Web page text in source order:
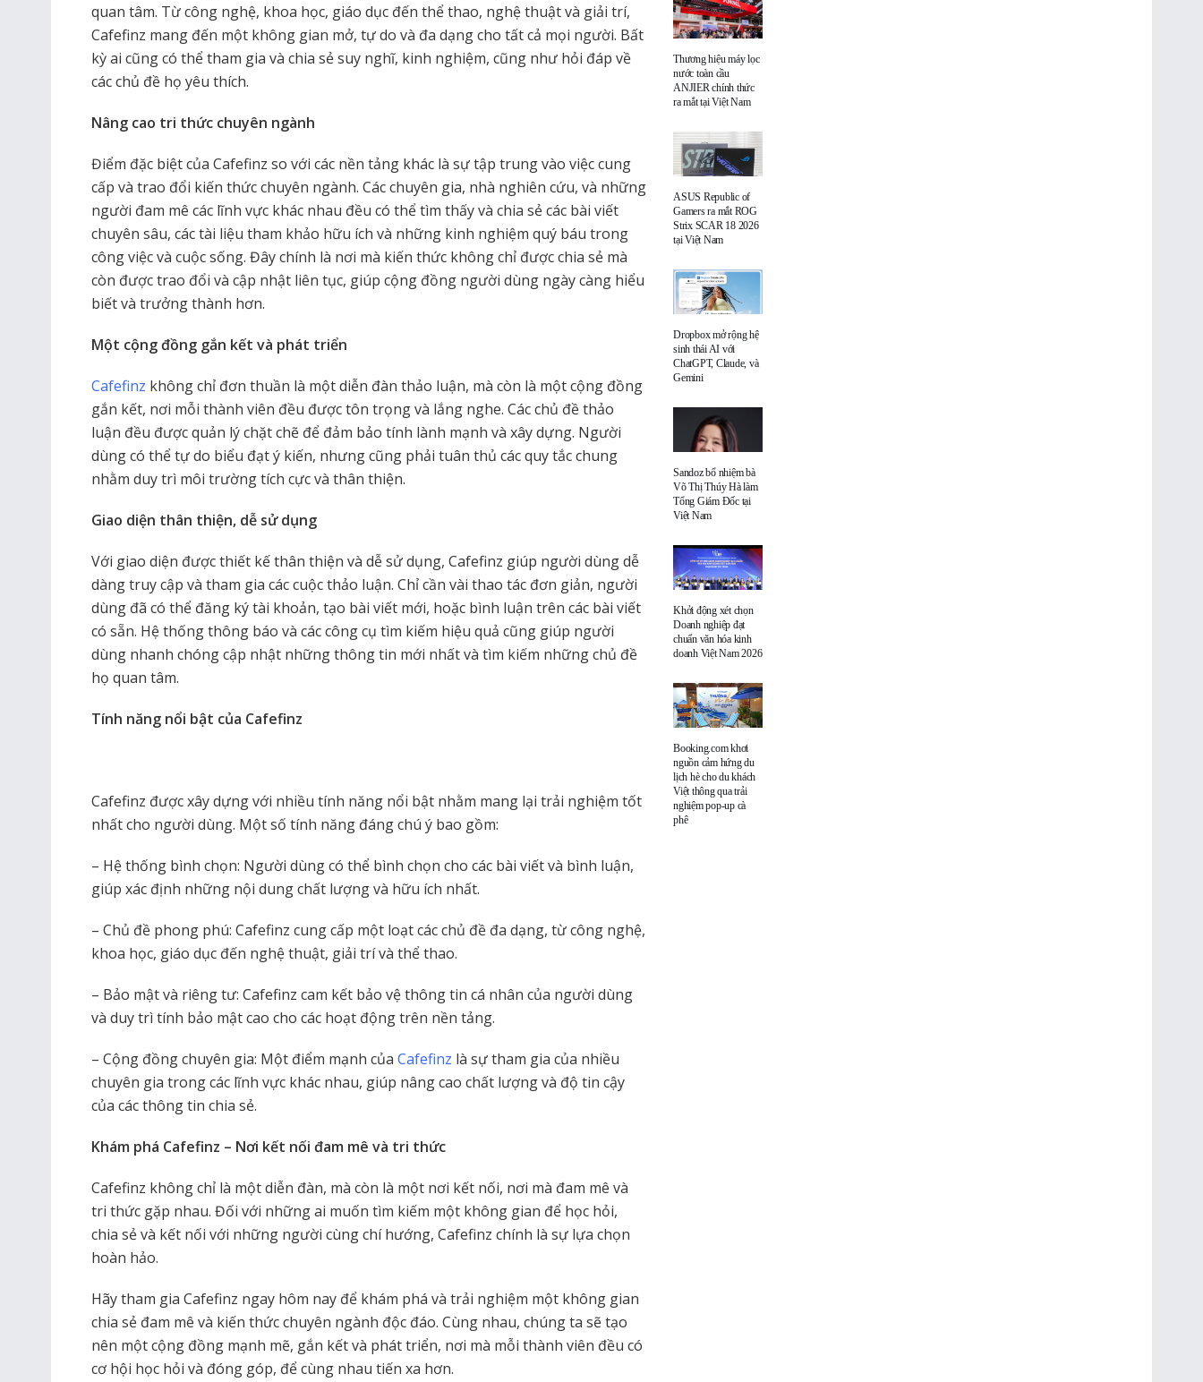
quan tâm. Từ công nghệ, khoa học, giáo dục đến thể thao, nghệ thuật và giải trí,
Cafefinz mang đến một không gian mở, tự do và đa dạng cho tất cả mọi người. Bất
kỳ ai cũng có thể tham gia và chia sẻ suy nghĩ, kinh nghiệm, cũng như hỏi đáp về
các chủ đề họ yêu thích.
Nâng cao tri thức chuyên ngành
Điểm đặc biệt của Cafefinz so với các nền tảng khác là sự tập trung vào việc cung
cấp và trao đổi kiến thức chuyên ngành. Các chuyên gia, nhà nghiên cứu, và những
người đam mê các lĩnh vực khác nhau đều có thể tìm thấy và chia sẻ các bài viết
chuyên sâu, các tài liệu tham khảo hữu ích và những kinh nghiệm quý báu trong
công việc và cuộc sống. Đây chính là nơi mà kiến thức không chỉ được chia sẻ mà
còn được trao đổi và cập nhật liên tục, giúp cộng đồng người dùng ngày càng hiểu
biết và trưởng thành hơn.
Một cộng đồng gắn kết và phát triển
Cafefinz không chỉ đơn thuần là một diễn đàn thảo luận, mà còn là một cộng đồng
gắn kết, nơi mỗi thành viên đều được tôn trọng và lắng nghe. Các chủ đề thảo
luận đều được quản lý chặt chẽ để đảm bảo tính lành mạnh và xây dựng. Người
dùng có thể tự do biểu đạt ý kiến, nhưng cũng phải tuân thủ các quy tắc chung
nhằm duy trì môi trường tích cực và thân thiện.
Giao diện thân thiện, dễ sử dụng
Với giao diện được thiết kế thân thiện và dễ sử dụng, Cafefinz giúp người dùng dễ
dàng truy cập và tham gia các cuộc thảo luận. Chỉ cần vài thao tác đơn giản, người
dùng đã có thể đăng ký tài khoản, tạo bài viết mới, hoặc bình luận trên các bài viết
có sẵn. Hệ thống thông báo và các công cụ tìm kiếm hiệu quả cũng giúp người
dùng nhanh chóng cập nhật những thông tin mới nhất và tìm kiếm những chủ đề
họ quan tâm.
Tính năng nổi bật của Cafefinz
Cafefinz được xây dựng với nhiều tính năng nổi bật nhằm mang lại trải nghiệm tốt
nhất cho người dùng. Một số tính năng đáng chú ý bao gồm:
– Hệ thống bình chọn: Người dùng có thể bình chọn cho các bài viết và bình luận,
giúp xác định những nội dung chất lượng và hữu ích nhất.
– Chủ đề phong phú: Cafefinz cung cấp một loạt các chủ đề đa dạng, từ công nghệ,
khoa học, giáo dục đến nghệ thuật, giải trí và thể thao.
– Bảo mật và riêng tư: Cafefinz cam kết bảo vệ thông tin cá nhân của người dùng
và duy trì tính bảo mật cao cho các hoạt động trên nền tảng.
– Cộng đồng chuyên gia: Một điểm mạnh của Cafefinz là sự tham gia của nhiều
chuyên gia trong các lĩnh vực khác nhau, giúp nâng cao chất lượng và độ tin cậy
của các thông tin chia sẻ.
Khám phá Cafefinz – Nơi kết nối đam mê và tri thức
Cafefinz không chỉ là một diễn đàn, mà còn là một nơi kết nối, nơi mà đam mê và
tri thức gặp nhau. Đối với những ai muốn tìm kiếm một không gian để học hỏi,
chia sẻ và kết nối với những người cùng chí hướng, Cafefinz chính là sự lựa chọn
hoàn hảo.
Hãy tham gia Cafefinz ngay hôm nay để khám phá và trải nghiệm một không gian
chia sẻ đam mê và kiến thức chuyên ngành độc đáo. Cùng nhau, chúng ta sẽ tạo
nên một cộng đồng mạnh mẽ, gắn kết và phát triển, nơi mà mỗi thành viên đều có
cơ hội học hỏi và đóng góp, để cùng nhau tiến xa hơn.
Thương hiệu máy lọc
nước toàn cầu
ANJIER chính thức
ra mắt tại Việt Nam
ASUS Republic of
Gamers ra mắt ROG
Strix SCAR 18 2026
tại Việt Nam
Dropbox mở rộng hệ
sinh thái AI với
ChatGPT, Claude, và
Gemini
Sandoz bổ nhiệm bà
Võ Thị Thúy Hà làm
Tổng Giám Đốc tại
Việt Nam
Khởi động xét chọn
Doanh nghiệp đạt
chuẩn văn hóa kinh
doanh Việt Nam 2026
Booking.com khơi
nguồn cảm hứng du
lịch hè cho du khách
Việt thông qua trải
nghiệm pop-up cà
phê